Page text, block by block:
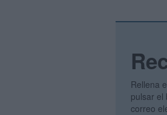
Rellena
pulsar el
correo